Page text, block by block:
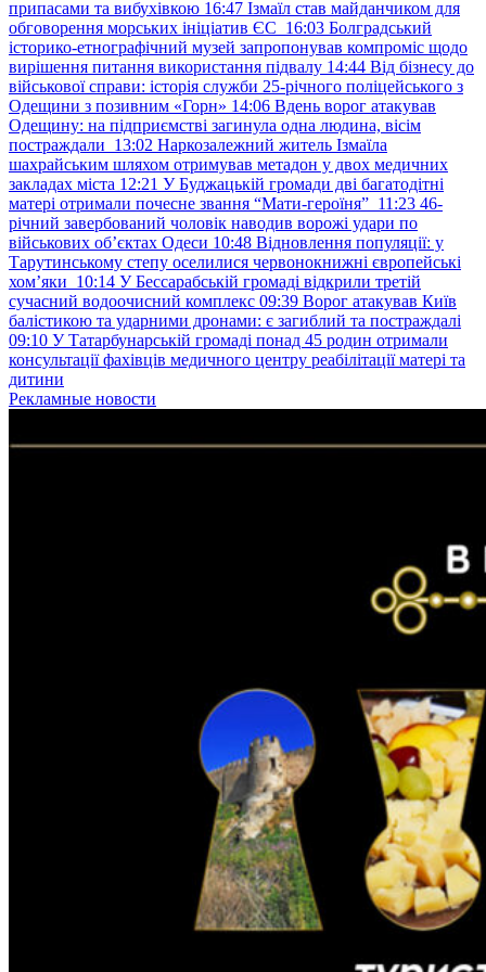
припасами та вибухівкою 16:47 Ізмаїл став майданчиком для
обговорення морських ініціатив ЄС 16:03 Болградський
історико-етнографічний музей запропонував компроміс щодо
вирішення питання використання підвалу 14:44 Від бізнесу до
військової справи: історія служби 25-річного поліцейського з
Одещини з позивним «Горн» 14:06 Вдень ворог атакував
Одещину: на підприємстві загинула одна людина, вісім
постраждали 13:02 Наркозалежний житель Ізмаїла
шахрайським шляхом отримував метадон у двох медичних
закладах міста 12:21 У Буджацькій громади дві багатодітні
матері отримали почесне звання “Мати-героїня” 11:23 46-
річний завербований чоловік наводив ворожі удари по
військових обʼєктах Одеси 10:48 Відновлення популяції: у
Тарутинському степу оселилися червонокнижні європейські
хом’яки 10:14 У Бессарабській громаді відкрили третій
сучасний водоочисний комплекс 09:39 Ворог атакував Київ
балістикою та ударними дронами: є загиблий та постраждалі
09:10 У Татарбунарській громаді понад 45 родин отримали
консультації фахівців медичного центру реабілітації матері та
дитини
Рекламные новости